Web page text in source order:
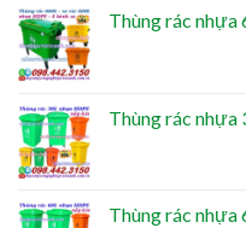
Thùng rác nhựa
Thùng rác nhựa
Thùng rác nhựa